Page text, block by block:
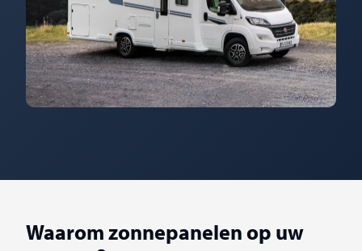
Waarom zonnepanelen op uw